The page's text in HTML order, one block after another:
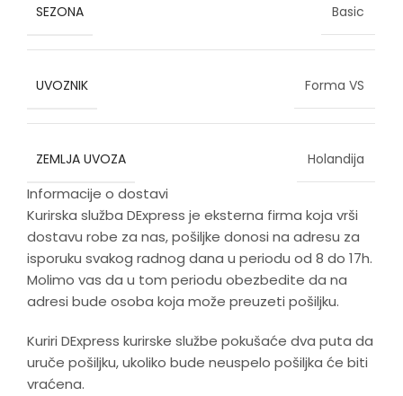
SEZONA Basic
UVOZNIK Forma VS
ZEMLJA UVOZA Holandija
Informacije o dostavi
Kurirska služba DExpress je eksterna firma koja vrši
dostavu robe za nas, pošiljke donosi na adresu za
isporuku svakog radnog dana u periodu od 8 do 17h.
Molimo vas da u tom periodu obezbedite da na
adresi bude osoba koja može preuzeti pošiljku.
Kuriri DExpress kurirske službe pokušaće dva puta da
uruče pošiljku, ukoliko bude neuspelo pošiljka će biti
vraćena.